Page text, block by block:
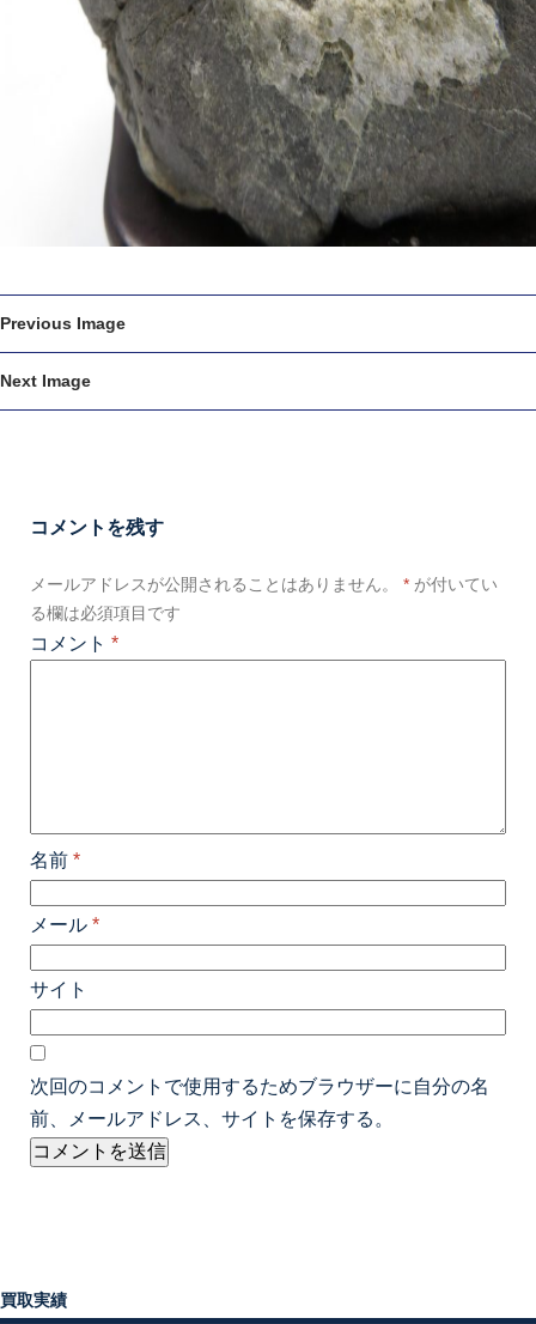
Previous Image
Next Image
コメントを残す
メールアドレスが公開されることはありません。 * が付いてい
る欄は必須項目です
コメント *
名前 *
メール *
サイト
次回のコメントで使用するためブラウザーに自分の名
前、メールアドレス、サイトを保存する。
買取実績